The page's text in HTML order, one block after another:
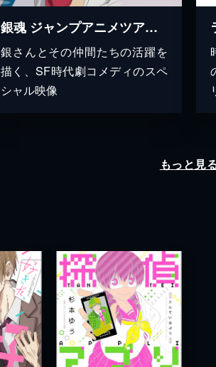
銀魂 ジャンプアニメツアー2005&2008
銀さんとその仲間たちの活躍を
描く、SF時代劇コメディのスペ
シャル映像
もっと見